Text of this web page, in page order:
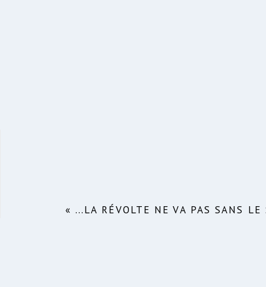
« …LA RÉVOLTE NE VA PAS SANS